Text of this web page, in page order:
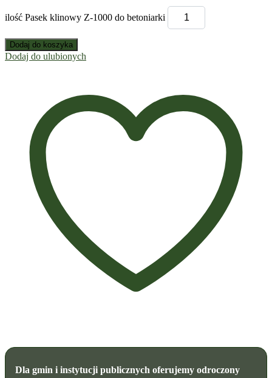
ilość Pasek klinowy Z-1000 do betoniarki
Dodaj do koszyka
Dodaj do ulubionych
Dla gmin i instytucji publicznych oferujemy odroczony